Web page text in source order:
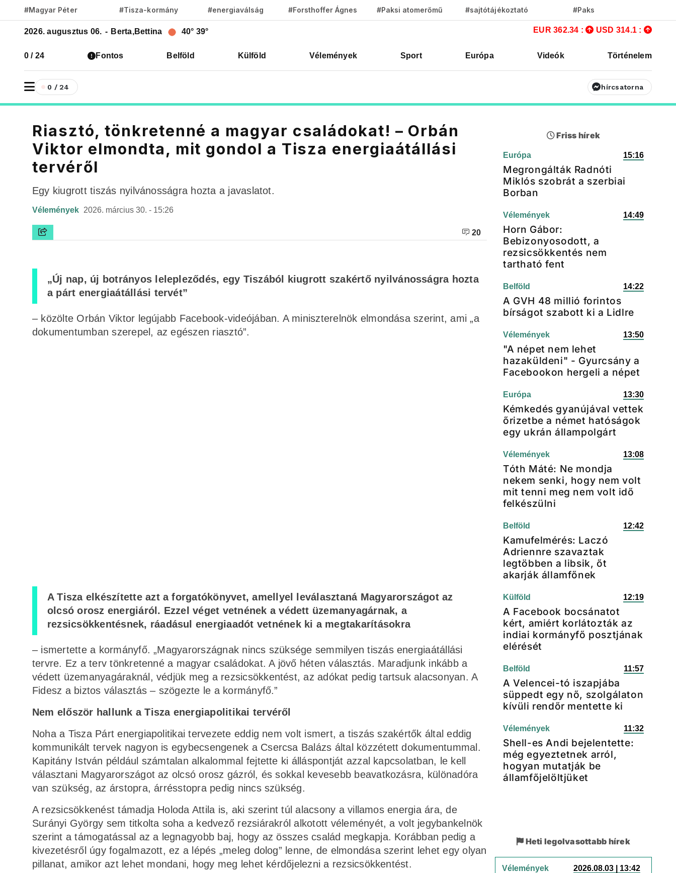
#Magyar Péter #Tisza-kormány #energiaválság #Forsthoffer Ágnes #Paksi atomerőmű #sajtótájékoztató #Paks
2026. augusztus 06. - Berta,Bettina 40° 39° EUR 362.34 : USD 314.1 :
0 / 24 Fontos Belföld Külföld Vélemények Sport Európa Videók Történelem
0 / 24 hírcsatorna
Riasztó, tönkretenné a magyar családokat! – Orbán
Viktor elmondta, mit gondol a Tisza energiaátállási
tervéről
Egy kiugrott tiszás nyilvánosságra hozta a javaslatot.
Vélemények 2026. március 30. - 15:26
20
„Új nap, új botrányos lelepleződés, egy Tiszából kiugrott szakértő nyilvánosságra hozta
a párt energiaátállási tervét”
– közölte Orbán Viktor legújabb Facebook-videójában. A miniszterelnök elmondása szerint, ami „a
dokumentumban szerepel, az egészen riasztó”.
A Tisza elkészítette azt a forgatókönyvet, amellyel leválasztaná Magyarországot az
olcsó orosz energiáról. Ezzel véget vetnének a védett üzemanyagárnak, a
rezsicsökkentésnek, ráadásul energiaadót vetnének ki a megtakarításokra
– ismertette a kormányfő. „Magyarországnak nincs szüksége semmilyen tiszás energiaátállási
tervre. Ez a terv tönkretenné a magyar családokat. A jövő héten választás. Maradjunk inkább a
védett üzemanyagáraknál, védjük meg a rezsicsökkentést, az adókat pedig tartsuk alacsonyan. A
Fidesz a biztos választás – szögezte le a kormányfő.”
Nem először hallunk a Tisza energiapolitikai tervéről
Noha a Tisza Párt energiapolitikai tervezete eddig nem volt ismert, a tiszás szakértők által eddig
kommunikált tervek nagyon is egybecsengenek a Csercsa Balázs által közzétett dokumentummal.
Kapitány István például számtalan alkalommal fejtette ki álláspontját azzal kapcsolatban, le kell
választani Magyarországot az olcsó orosz gázról, és sokkal kevesebb beavatkozásra, különadóra
van szükség, az árstopra, árrésstopra pedig nincs szükség.
A rezsicsökkenést támadja Holoda Attila is, aki szerint túl alacsony a villamos energia ára, de
Surányi György sem titkolta soha a kedvező rezsiárakról alkotott véleményét, a volt jegybankelnök
szerint a támogatással az a legnagyobb baj, hogy az összes család megkapja. Korábban pedig a
kivezetésről úgy fogalmazott, ez a lépés „meleg dolog” lenne, de elmondása szerint lehet egy olyan
pillanat, amikor azt lehet mondani, hogy meg lehet kérdőjelezni a rezsicsökkentést.
Friss hírek
Európa 15:16
Megrongálták Radnóti
Miklós szobrát a szerbiai
Borban
Vélemények 14:49
Horn Gábor:
Bebizonyosodott, a
rezsicsökkentés nem
tartható fent
Belföld 14:22
A GVH 48 millió forintos
bírságot szabott ki a Lidlre
Vélemények 13:50
"A népet nem lehet
hazaküldeni" - Gyurcsány a
Facebookon hergeli a népet
Európa 13:30
Kémkedés gyanújával vettek
őrizetbe a német hatóságok
egy ukrán állampolgárt
Vélemények 13:08
Tóth Máté: Ne mondja
nekem senki, hogy nem volt
mit tenni meg nem volt idő
felkészülni
Belföld 12:42
Kamufelmérés: Laczó
Adriennre szavaztak
legtöbben a libsik, őt
akarják államfőnek
Külföld 12:19
A Facebook bocsánatot
kért, amiért korlátozták az
indiai kormányfő posztjának
elérését
Belföld 11:57
A Velencei-tó iszapjába
süppedt egy nő, szolgálaton
kívüli rendőr mentette ki
Vélemények 11:32
Shell-es Andi bejelentette:
még egyeztetnek arról,
hogyan mutatják be
államfőjelöltjüket
Heti legolvasottabb hírek
Vélemények 2026.08.03 | 13:42